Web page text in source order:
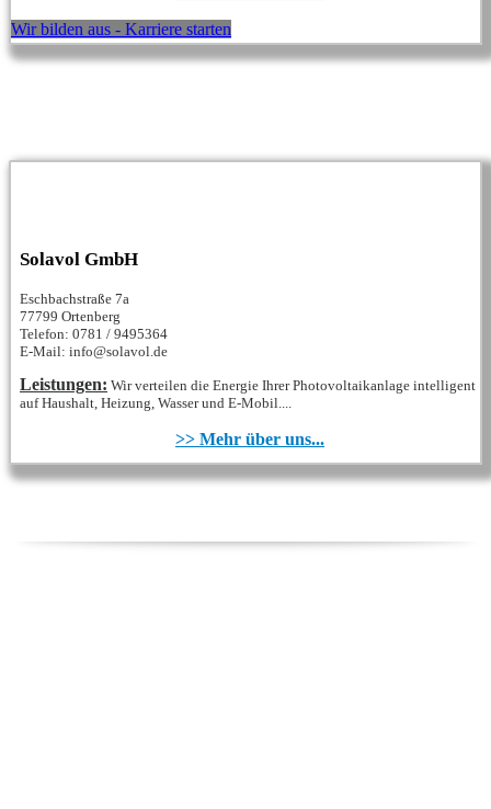
Wir bilden aus - Karriere starten
Solavol GmbH
Eschbachstraße 7a
77799 Ortenberg
Telefon: 0781 / 9495364
E-Mail: info@solavol.de
Leistungen: Wir verteilen die Energie Ihrer Photovoltaikanlage intelligent
auf Haushalt, Heizung, Wasser und E-Mobil....
>> Mehr über uns...